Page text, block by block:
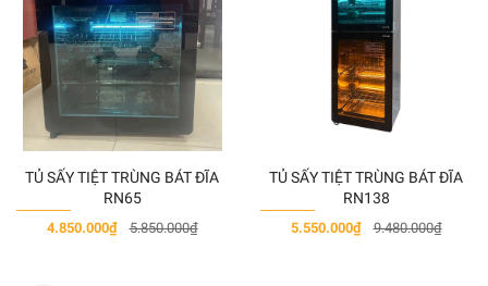
của vi khuẩn và nấm mốc.
Ngăn chứa nước giặt và đệm cửa kháng khuẩn,
ngăn ngừa nấm mốc.
Cảm biến thông minh 6th SENSE tự động cân
chỉnh lượng nước, tốc độ vòng quay phù hợp với
khối lượng giặt.
Tiện ích: Giặt sát khuẩn, chống dị ứng, khử khuẩn
lồng giặt, khóa trẻ em,...
THÔNG SỐ KỸ THUẬT
TỦ SẤY TIỆT TRÙNG BÁT ĐĨA
RN65
4.850.000₫ 5.850.000₫
TỦ SẤY TIỆT TRÙNG BÁT ĐĨA
RN138
5.550.000₫ 9.480.000₫